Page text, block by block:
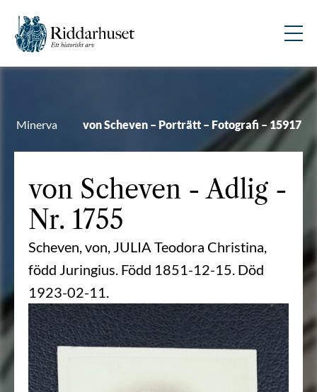
Minerva von Scheven – Porträtt – Fotografi – 15917
von Scheven - Adlig -
Nr. 1755
Scheven, von, JULIA Teodora Christina,
född Juringius. Född 1851-12-15. Död
1923-02-11.